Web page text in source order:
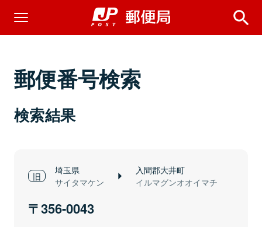
郵便番号検索
検索結果
埼玉県
サイタマケン
入間郡大井町
イルマグンオオイマチ
356-0043